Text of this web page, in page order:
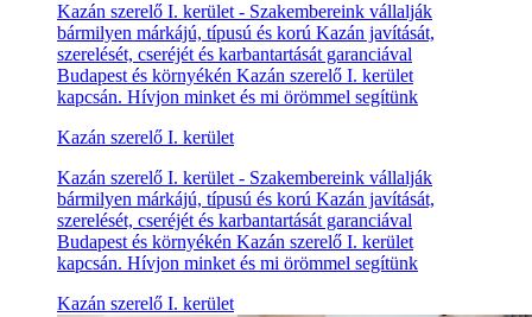
Kazán szerelő I. kerület - Szakembereink vállalják
bármilyen márkájú, típusú és korú Kazán javítását,
szerelését, cseréjét és karbantartását garanciával
Budapest és környékén Kazán szerelő I. kerület
kapcsán. Hívjon minket és mi örömmel segítünk
Kazán szerelő I. kerület
Kazán szerelő I. kerület - Szakembereink vállalják
bármilyen márkájú, típusú és korú Kazán javítását,
szerelését, cseréjét és karbantartását garanciával
Budapest és környékén Kazán szerelő I. kerület
kapcsán. Hívjon minket és mi örömmel segítünk
Kazán szerelő I. kerület